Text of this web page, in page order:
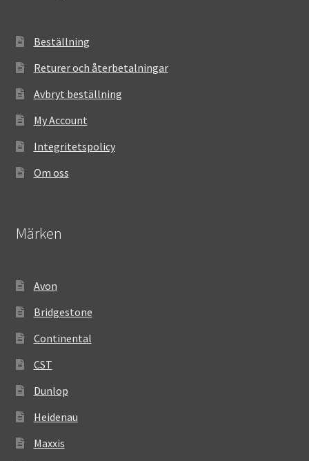
Beställning
Returer och återbetalningar
Avbryt beställning
My Account
Integritetspolicy
Om oss
Märken
Avon
Bridgestone
Continental
CST
Dunlop
Heidenau
Maxxis